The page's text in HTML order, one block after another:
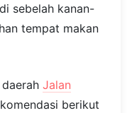
sebelah kanan-
tempat makan
Jalan
berikut